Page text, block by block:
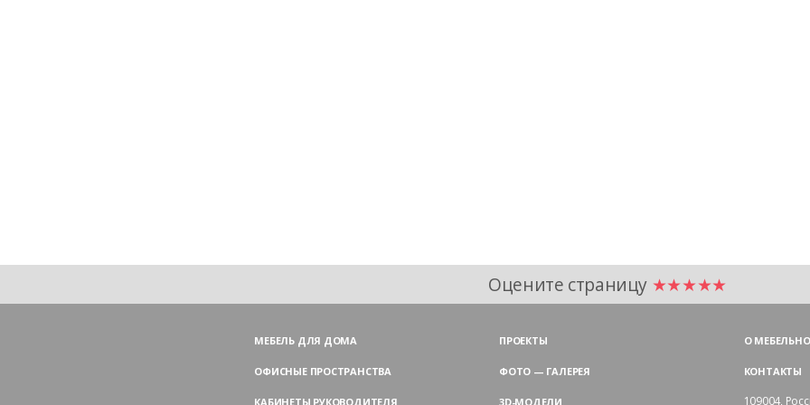
Оцените страницу ★★★★★
МЕБЕЛЬ ДЛЯ ДОМА
ОФИСНЫЕ ПРОСТРАНСТВА
КАБИНЕТЫ РУКОВОДИТЕЛЯ
ПРОЕКТЫ
ФОТО — ГАЛЕРЕЯ
3D-МОДЕЛИ
О
КОНТАКТЫ
109004,